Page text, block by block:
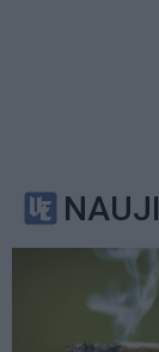
NAUJI